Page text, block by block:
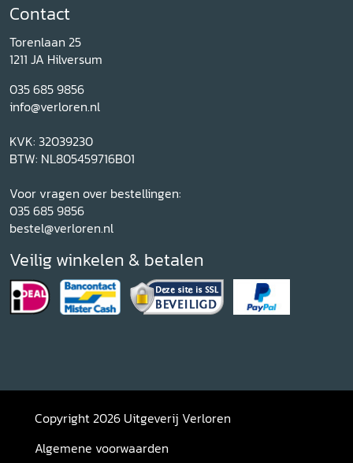
Contact
Torenlaan 25
1211 JA Hilversum
035 685 9856
info@verloren.nl
KVK: 32039230
BTW: NL805459716B01
Voor vragen over bestellingen:
035 685 9856
bestel@verloren.nl
Veilig winkelen & betalen
Copyright 2026 Uitgeverij Verloren
Algemene voorwaarden